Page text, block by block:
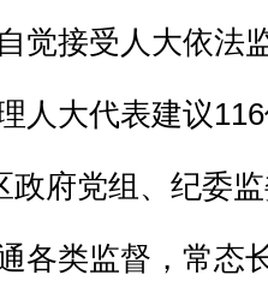
觉接受人大依法
人大代表建议
政府党组、纪委
各类监督，常态